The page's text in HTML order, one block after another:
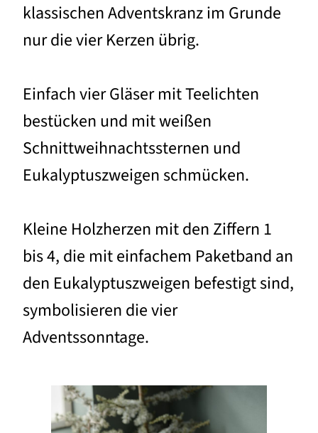
klassischen Adventskranz im Grunde
nur die vier Kerzen übrig.
Einfach vier Gläser mit Teelichten
bestücken und mit weißen
Schnittweihnachtssternen und
Eukalyptuszweigen schmücken.
Kleine Holzherzen mit den Ziffern 1
bis 4, die mit einfachem Paketband an
den Eukalyptuszweigen befestigt sind,
symbolisieren die vier
Adventssonntage.